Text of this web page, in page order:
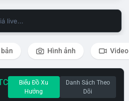
live...
Hình ảnh Video
Biểu Đồ Xu
Hướng
Danh Sách Theo
Dõi